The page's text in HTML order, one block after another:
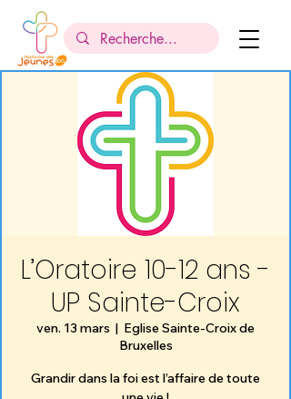
L’Oratoire 10-12 ans -
UP Sainte-Croix
ven. 13 mars
  |
Eglise Sainte-Croix de
Bruxelles
Grandir dans la foi est l’affaire de toute